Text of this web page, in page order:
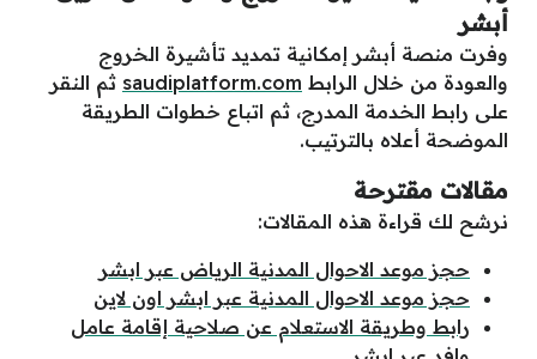
أبشر
وفرت منصة أبشر إمكانية تمديد تأشيرة الخروج
والعودة من خلال الرابط saudiplatform.com ثم النقر
على رابط الخدمة المدرج، ثم اتباع خطوات الطريقة
الموضحة أعلاه بالترتيب.
مقالات مقترحة
نرشح لك قراءة هذه المقالات:
حجز موعد الاحوال المدنية الرياض عبر ابشر
حجز موعد الاحوال المدنية عبر ابشر اون لاين
رابط وطريقة الاستعلام عن صلاحية إقامة عامل